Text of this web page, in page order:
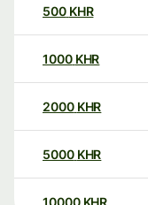
500 KHR
1000 KHR
2000 KHR
5000 KHR